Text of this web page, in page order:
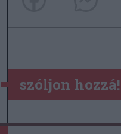
szóljon hozzá!